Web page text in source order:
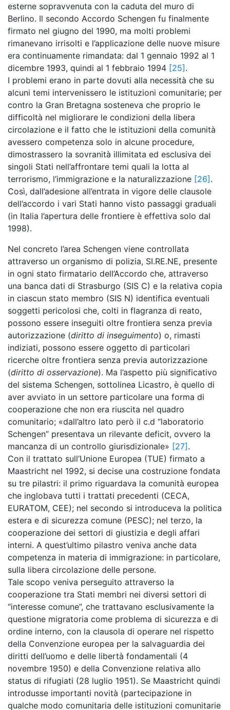
esterne sopravvenuta con la caduta del muro di
Berlino. Il secondo Accordo Schengen fu finalmente
firmato nel giugno del 1990, ma molti problemi
rimanevano irrisolti e l’applicazione delle nuove misure
era continuamente rimandata: dal 1 gennaio 1992 al 1
dicembre 1993, quindi al 1 febbraio 1994 [25].
I problemi erano in parte dovuti alla necessità che su
alcuni temi intervenissero le istituzioni comunitarie; per
contro la Gran Bretagna sosteneva che proprio le
difficoltà nel migliorare le condizioni della libera
circolazione e il fatto che le istituzioni della comunità
avessero competenza solo in alcune procedure,
dimostrassero la sovranità illimitata ed esclusiva dei
singoli Stati nell’affrontare temi quali la lotta al
terrorismo, l’immigrazione e la naturalizzazione [26].
Così, dall’adesione all’entrata in vigore delle clausole
dell’accordo i vari Stati hanno visto passaggi graduali
(in Italia l’apertura delle frontiere è effettiva solo dal
1998).
Nel concreto l’area Schengen viene controllata
attraverso un organismo di polizia, SI.RE.NE, presente
in ogni stato firmatario dell’Accordo che, attraverso
una banca dati di Strasburgo (SIS C) e la relativa copia
in ciascun stato membro (SIS N) identifica eventuali
soggetti pericolosi che, colti in flagranza di reato,
possono essere inseguiti oltre frontiera senza previa
autorizzazione (diritto di inseguimento) o, rimasti
indiziati, possono essere oggetto di particolari
ricerche oltre frontiera senza previa autorizzazione
(diritto di osservazione). Ma l’aspetto più significativo
del sistema Schengen, sottolinea Licastro, è quello di
aver avviato in un settore particolare una forma di
cooperazione che non era riuscita nel quadro
comunitario; «dall’altro lato però il c.d “laboratorio
Schengen” presentava un rilevante deficit, ovvero la
mancanza di un controllo giurisdizionale» [27].
Con il trattato sull’Unione Europea (TUE) firmato a
Maastricht nel 1992, si decise una costruzione fondata
su tre pilastri: il primo riguardava la comunità europea
che inglobava tutti i trattati precedenti (CECA,
EURATOM, CEE); nel secondo si introduceva la politica
estera e di sicurezza comune (PESC); nel terzo, la
cooperazione dei settori di giustizia e degli affari
interni. A quest’ultimo pilastro veniva anche data
competenza in materia di immigrazione: in particolare,
sulla libera circolazione delle persone.
Tale scopo veniva perseguito attraverso la
cooperazione tra Stati membri nei diversi settori di
“interesse comune”, che trattavano esclusivamente la
questione migratoria come problema di sicurezza e di
ordine interno, con la clausola di operare nel rispetto
della Convenzione europea per la salvaguardia dei
diritti dell’uomo e delle libertà fondamentali (4
novembre 1950) e della Convenzione relativa allo
status di rifugiati (28 luglio 1951). Se Maastricht quindi
introdusse importanti novità (partecipazione in
qualche modo comunitaria delle istituzioni comunitarie